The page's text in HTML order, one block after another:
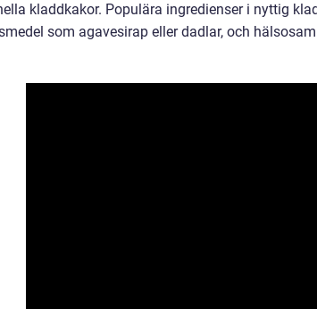
kladdkakor. Populära ingredienser i nyttig
som agavesirap eller dadlar, och